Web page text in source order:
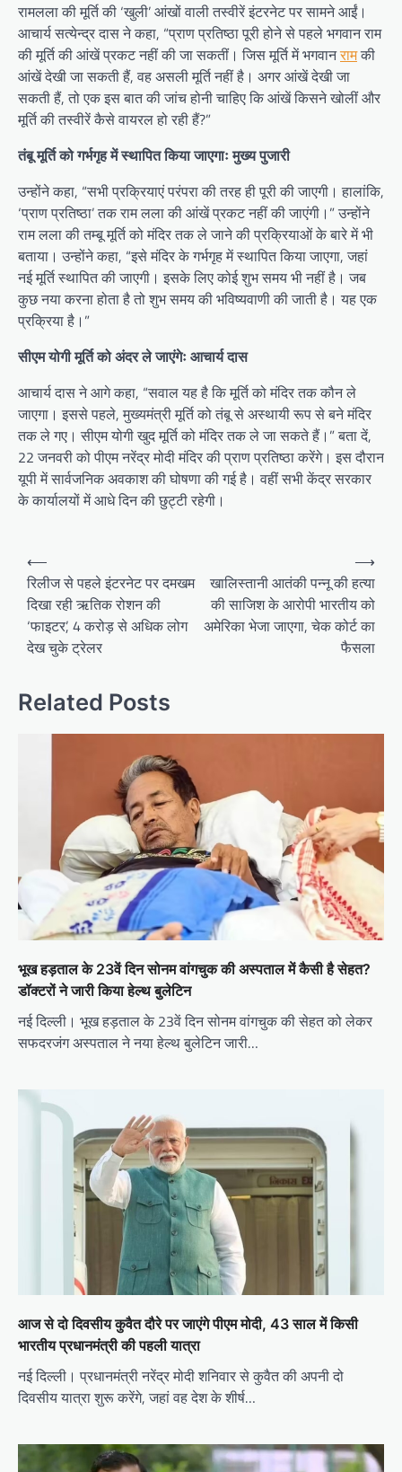
रामलला की मूर्ति की ‘खुली’ आंखों वाली तस्वीरें इंटरनेट पर सामने आईं।
आचार्य सत्येन्द्र दास ने कहा, “प्राण प्रतिष्ठा पूरी होने से पहले भगवान राम
की मूर्ति की आंखें प्रकट नहीं की जा सकतीं। जिस मूर्ति में भगवानरामकी
आंखें देखी जा सकती हैं, वह असली मूर्ति नहीं है। अगर आंखें देखी जा
सकती हैं, तो एक इस बात की जांच होनी चाहिए कि आंखें किसने खोलीं और
मूर्ति की तस्वीरें कैसे वायरल हो रही हैं?”
तंबू मूर्ति को गर्भगृह में स्थापित किया जाएगाः मुख्य पुजारी
उन्होंने कहा, “सभी प्रक्रियाएं परंपरा की तरह ही पूरी की जाएगी। हालांकि,
‘प्राण प्रतिष्ठा’ तक राम लला की आंखें प्रकट नहीं की जाएंगी।” उन्होंने
राम लला की तम्बू मूर्ति को मंदिर तक ले जाने की प्रक्रियाओं के बारे में भी
बताया। उन्होंने कहा, “इसे मंदिर के गर्भगृह में स्थापित किया जाएगा, जहां
नई मूर्ति स्थापित की जाएगी। इसके लिए कोई शुभ समय भी नहीं है। जब
कुछ नया करना होता है तो शुभ समय की भविष्यवाणी की जाती है। यह एक
प्रक्रिया है।”
सीएम योगी मूर्ति को अंदर ले जाएंगेः आचार्य दास
आचार्य दास ने आगे कहा, “सवाल यह है कि मूर्ति को मंदिर तक कौन ले
जाएगा। इससे पहले, मुख्यमंत्री मूर्ति को तंबू से अस्थायी रूप से बने मंदिर
तक ले गए। सीएम योगी खुद मूर्ति को मंदिर तक ले जा सकते हैं।” बता दें,
22 जनवरी को पीएम नरेंद्र मोदी मंदिर की प्राण प्रतिष्ठा करेंगे। इस दौरान
यूपी में सार्वजनिक अवकाश की घोषणा की गई है। वहीं सभी केंद्र सरकार
के कार्यालयों में आधे दिन की छुट्टी रहेगी।
Post
navigation
⟵
रिलीज से पहले इंटरनेट पर दमखम
दिखा रही ऋतिक रोशन की
‘फाइटर’, 4 करोड़ से अधिक लोग
देख चुके ट्रेलर
खालिस्तानी आतंकी पन्नू की हत्या
की साजिश के आरोपी भारतीय को
अमेरिका भेजा जाएगा, चेक कोर्ट का
फैसला
⟶
Related Posts
भूख हड़ताल के 23वें दिन सोनम वांगचुक की अस्पताल में कैसी है सेहत?
डॉक्टरों ने जारी किया हेल्थ बुलेटिन
नई दिल्ली। भूख हड़ताल के 23वें दिन सोनम वांगचुक की सेहत को लेकर
सफदरजंग अस्पताल ने नया हेल्थ बुलेटिन जारी…
आज से दो दिवसीय कुवैत दौरे पर जाएंगे पीएम मोदी, 43 साल में किसी
भारतीय प्रधानमंत्री की पहली यात्रा
नई दिल्ली। प्रधानमंत्री नरेंद्र मोदी शनिवार से कुवैत की अपनी दो
दिवसीय यात्रा शुरू करेंगे, जहां वह देश के शीर्ष…